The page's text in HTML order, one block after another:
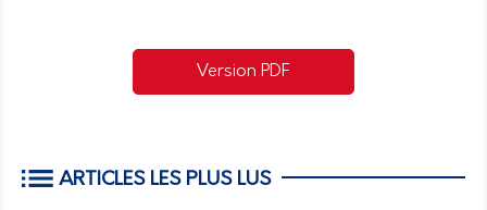
Version PDF
ARTICLES LES PLUS LUS